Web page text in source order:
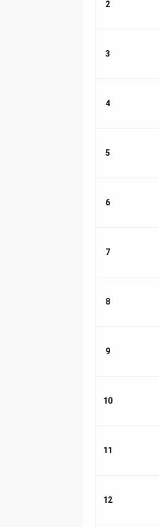
2
3
4
5
6
7
8
9
10
11
12